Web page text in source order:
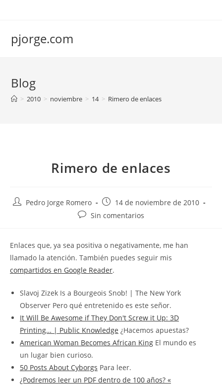
pjorge.com
Blog
> 2010 > noviembre > 14 > Rimero de enlaces
Rimero de enlaces
AutorPedro Jorge Romero
Publicación
de
14 de noviembre de 2010
Comentarios
entrada:
Sin comentarios
Enlaces que, ya sea positiva o negativamente, me han
llamado la atención. También puedes seguir mis
compartidos en Google Reader.
Slavoj Zizek Is a Bourgeois Snob! | The New York
Observer Pero qué entretenido es este señor.
It Will Be Awesome if They Don't Screw it Up: 3D
Printing… | Public Knowledge ¿Hacemos apuestas?
American Woman Becomes African King El mundo es
un lugar bien curioso.
50 Posts About Cyborgs Para leer.
¿Podremos leer un PDF dentro de 100 años? «